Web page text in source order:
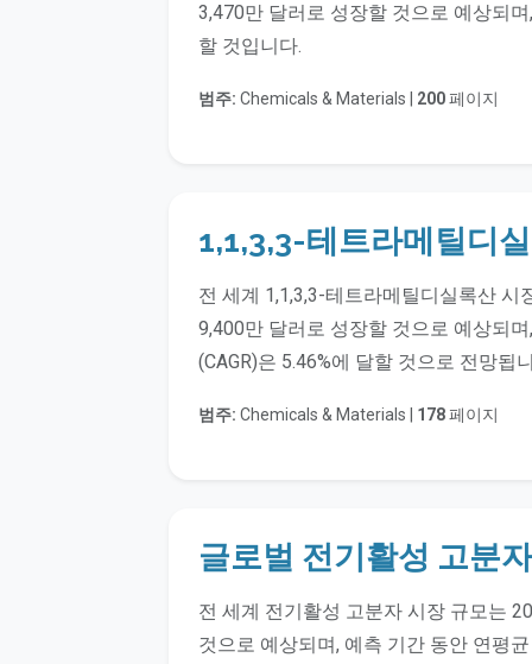
3,470만 달러로 성장할 것으로 예상되
할 것입니다.
범주: Chemicals & Materials | 200페이지
1,1,3,3-테트라메틸디
전 세계 1,1,3,3-테트라메틸디실록산
9,400만 달러로 성장할 것으로 예상되
(CAGR)은 5.46%에 달할 것으로 전망됩
범주: Chemicals & Materials | 178페이지
글로벌 전기활성 고분
전 세계 전기활성 고분자 시장 규모는
것으로 예상되며, 예측 기간 동안 연평